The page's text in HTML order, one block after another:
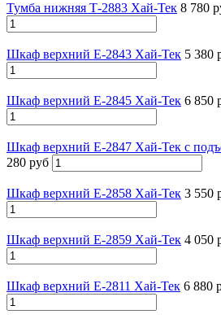
Тумба нижняя Т-2883 Хай-Тек 8 780
Шкаф верхний Е-2843 Хай-Тек 5 380
Шкаф верхний Е-2845 Хай-Тек 6 850
Шкаф верхний Е-2847 Хай-Тек с
280 руб
Шкаф верхний Е-2858 Хай-Тек 3 550
Шкаф верхний Е-2859 Хай-Тек 4 050
Шкаф верхний Е-2811 Хай-Тек 6 880